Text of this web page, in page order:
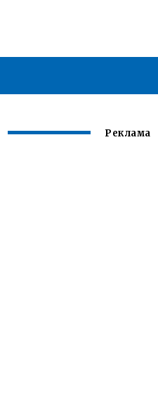
Реклама